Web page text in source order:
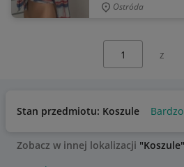
Ostróda
z
Stan przedmiotu: Koszule
Zobacz w innej lokalizacji "Koszule"